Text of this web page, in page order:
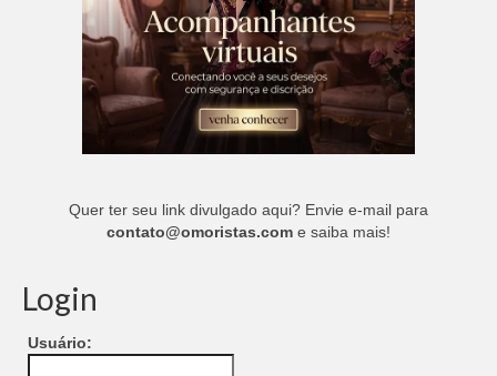
Quer ter seu link divulgado aqui? Envie e-mail para
contato@omoristas.com e saiba mais!
Login
Usuário: